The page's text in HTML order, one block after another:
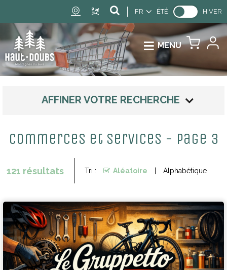
FR ÉTÉ HIVER
MENU
AFFINER VOTRE RECHERCHE
Commerces et services - Page 3
121 résultats Tri : Aléatoire Alphabétique